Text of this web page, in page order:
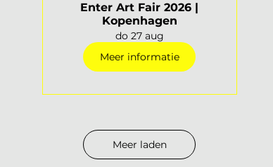
Enter Art Fair 2026 |
Kopenhagen
do 27 aug
Meer informatie
Meer laden